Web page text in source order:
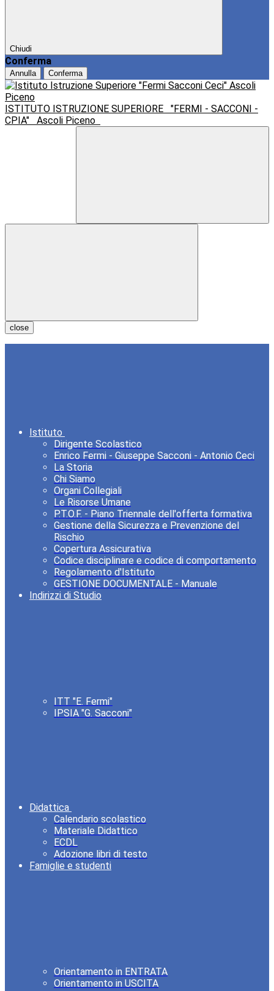
Chiudi
Conferma
Annulla Conferma
ISTITUTO ISTRUZIONE SUPERIORE
"FERMI - SACCONI -
CPIA"
Ascoli Piceno
close
Istituto
Dirigente Scolastico
Enrico Fermi - Giuseppe Sacconi - Antonio Ceci
La Storia
Chi Siamo
Organi Collegiali
Le Risorse Umane
P.T.O.F. - Piano Triennale dell'offerta formativa
Gestione della Sicurezza e Prevenzione del
Rischio
Copertura Assicurativa
Codice disciplinare e codice di comportamento
Regolamento d'Istituto
GESTIONE DOCUMENTALE - Manuale
Indirizzi di Studio
ITT "E. Fermi"
IPSIA "G. Sacconi"
Didattica
Calendario scolastico
Materiale Didattico
ECDL
Adozione libri di testo
Famiglie e studenti
Orientamento in ENTRATA
Orientamento in USCITA